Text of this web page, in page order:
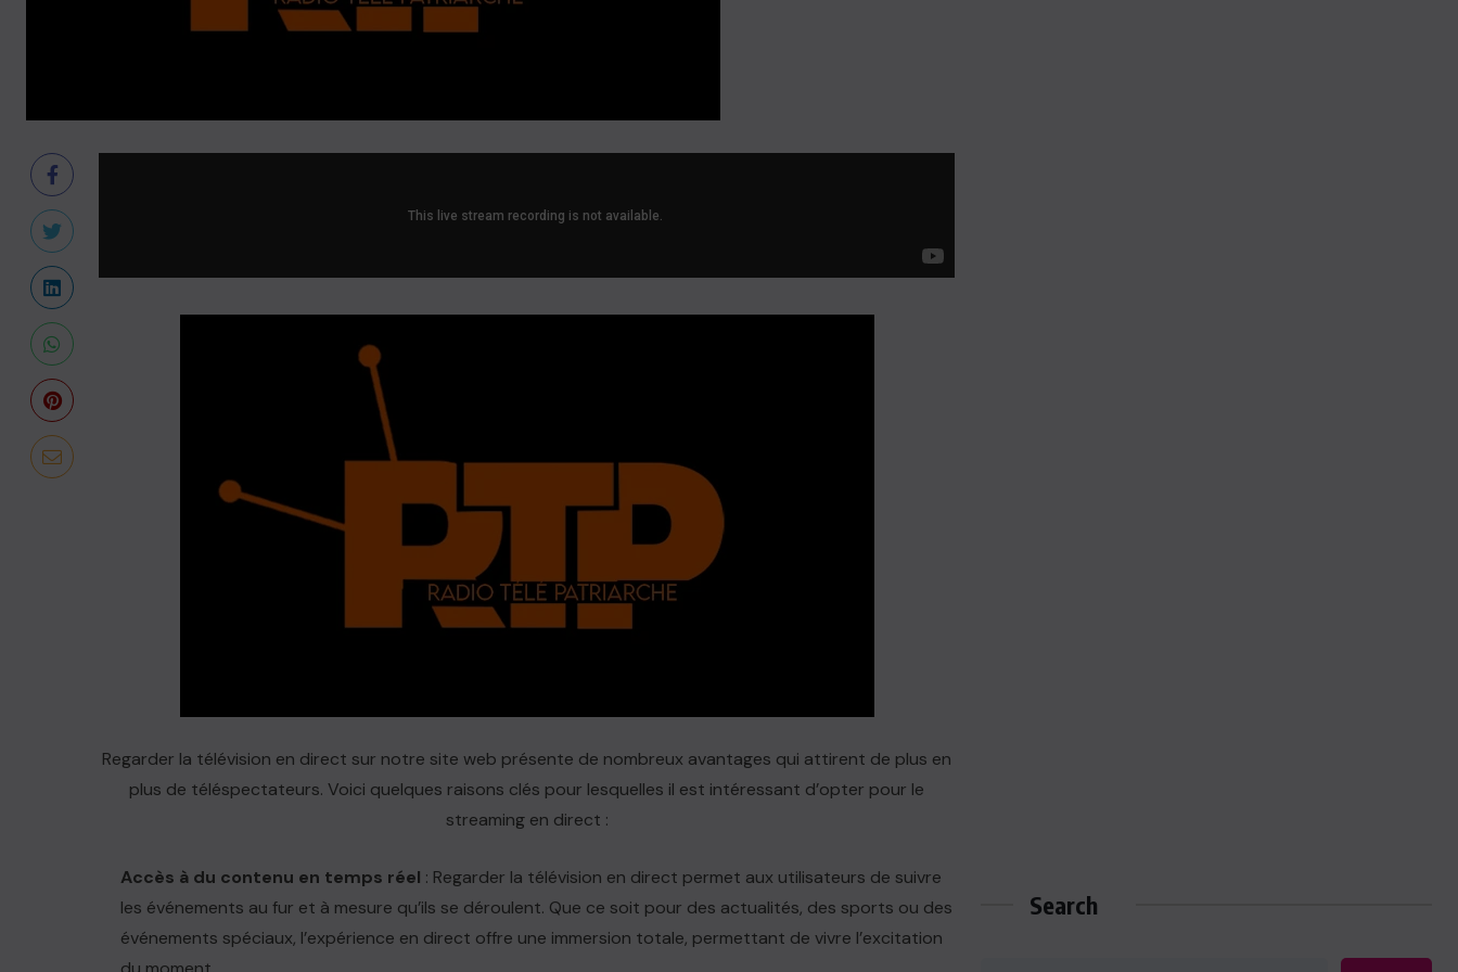
Regarder la télévision en direct sur notre site web présente de nombreux avantages qui attirent de plus en
plus de téléspectateurs. Voici quelques raisons clés pour lesquelles il est intéressant d’opter pour le
streaming en direct :
Accès à du contenu en temps réel : Regarder la télévision en direct permet aux utilisateurs de suivre
les événements au fur et à mesure qu’ils se déroulent. Que ce soit pour des actualités, des sports ou des
événements spéciaux, l’expérience en direct offre une immersion totale, permettant de vivre l’excitation
Search